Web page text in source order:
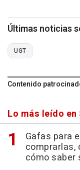
Últimas noticias
UGT
Contenido
Lo más leído en
Gafas para
comprarlas,
cómo saber